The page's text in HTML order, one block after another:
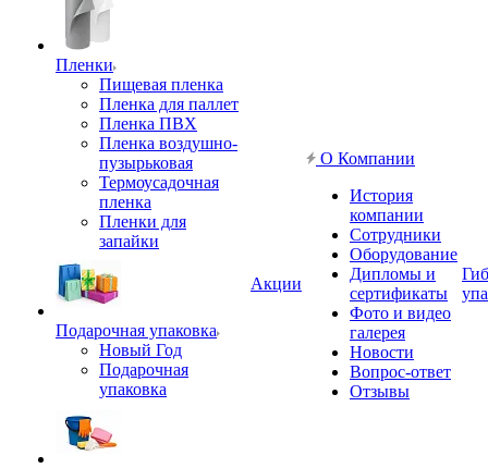
Пленки
Пищевая пленка
Пленка для паллет
Пленка ПВХ
Пленка воздушно-
пузырьковая
Термоусадочная
пленка
Пленки для
запайки
Подарочная упаковка
Новый Год
Подарочная
упаковка
Акции
О Компании
История
компании
Сотрудники
Оборудование
Дипломы и
сертификаты
Фото и видео
галерея
Новости
Вопрос-ответ
Отзывы